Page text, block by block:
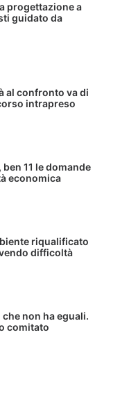
progettazione a
guidato da
al confronto va di
intrapreso
11 le domande
economica
riqualificato
difficoltà
non ha eguali.
comitato